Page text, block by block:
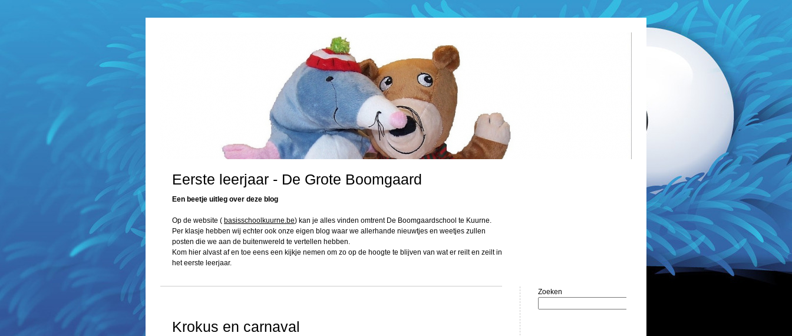
Eerste leerjaar - De Grote Boomgaard
Een beetje uitleg over deze blog
Op de website ( basisschoolkuurne.be) kan je alles vinden omtrent De Boomgaardschool te Kuurne.
Per klasje hebben wij echter ook onze eigen blog waar we allerhande nieuwtjes en weetjes zullen
posten die we aan de buitenwereld te vertellen hebben.
Kom hier alvast af en toe eens een kijkje nemen om zo op de hoogte te blijven van wat er reilt en zeilt in
het eerste leerjaar.
Krokus en carnaval
Zoeken